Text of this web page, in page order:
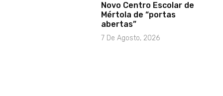
Novo Centro Escolar de
Mértola de “portas
abertas”
7 De Agosto, 2026